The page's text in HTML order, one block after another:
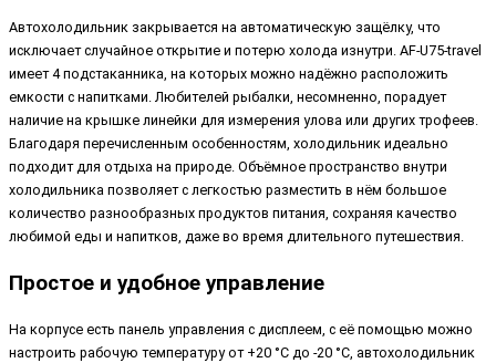
Автохолодильник закрывается на автоматическую защёлку, что
исключает случайное открытие и потерю холода изнутри. AF-U75-travel
имеет 4 подстаканника, на которых можно надёжно расположить
емкости с напитками. Любителей рыбалки, несомненно, порадует
наличие на крышке линейки для измерения улова или других трофеев.
Благодаря перечисленным особенностям, холодильник идеально
подходит для отдыха на природе. Объёмное пространство внутри
холодильника позволяет с легкостью разместить в нём большое
количество разнообразных продуктов питания, сохраняя качество
любимой еды и напитков, даже во время длительного путешествия.
Простое и удобное управление
На корпусе есть панель управления с дисплеем, с её помощью можно
настроить рабочую температуру от +20 °C до -20 °C, автохолодильник